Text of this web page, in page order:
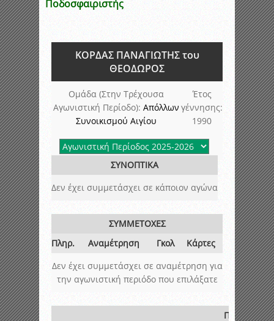
Ποδοσφαιριστής
ΚΟΡΔΑΣ ΠΑΝΑΓΙΩΤΗΣ του
ΘΕΟΔΩΡΟΣ
Ομάδα (Στην Τρέχουσα
Αγωνιστική Περίοδο): Απόλλων
Συνοικισμού Αιγίου
Έτος
γέννησης:
1990
ΣΥΝΟΠΤΙΚΑ
Δεν έχει συμμετάσχει σε κάποιον αγώνα
ΣΥΜΜΕΤΟΧΕΣ
Πληρ.
Αναμέτρηση Γκολ
Κάρτες
Δεν έχει συμμετάσχει σε αναμέτρηση για
την αγωνιστική περιόδο που επιλάξατε
ΠΟΙΝΕΣ